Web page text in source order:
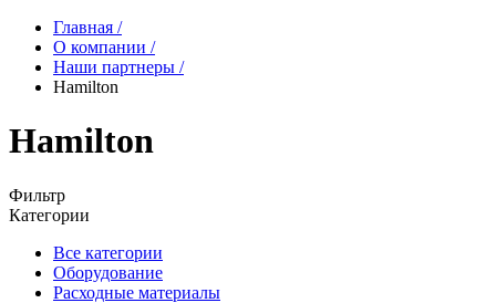
Главная /
О компании /
Наши партнеры /
Hamilton
Hamilton
Фильтр
Категории
Все категории
Оборудование
Расходные материалы